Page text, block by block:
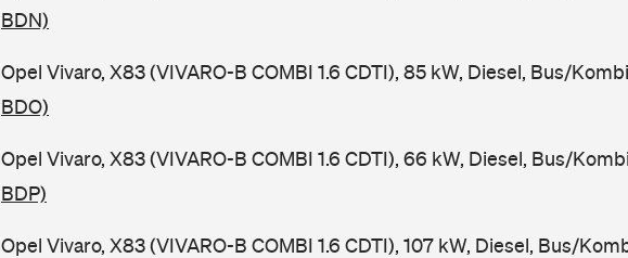
BDN)
Opel Vivaro, X83 (VIVARO-B COMBI 1.6 CDTI), 85 kW, Diesel, Bus/
BDO)
Opel Vivaro, X83 (VIVARO-B COMBI 1.6 CDTI), 66 kW, Diesel, Bus/
BDP)
Opel Vivaro, X83 (VIVARO-B COMBI 1.6 CDTI), 107 kW, Diesel, Bus/